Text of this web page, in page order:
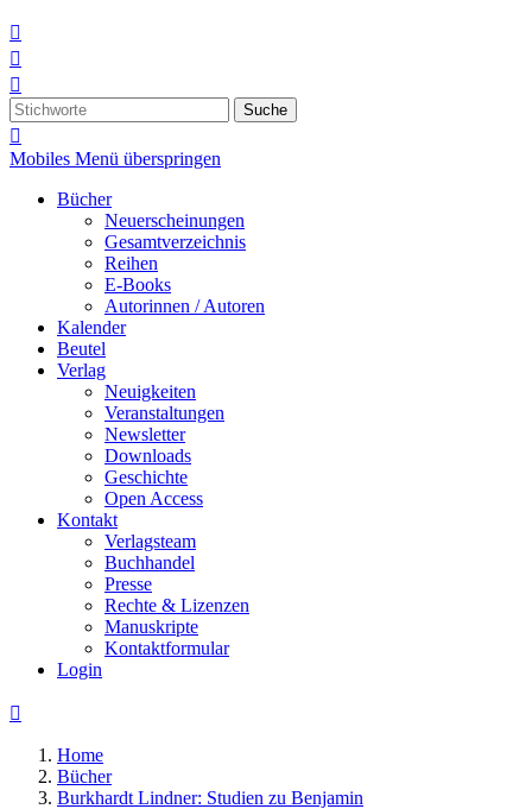



Suche

Mobiles Menü überspringen
Bücher
Neuerscheinungen
Gesamtverzeichnis
Reihen
E-Books
Autorinnen / Autoren
Kalender
Beutel
Verlag
Neuigkeiten
Veranstaltungen
Newsletter
Downloads
Geschichte
Open Access
Kontakt
Verlagsteam
Buchhandel
Presse
Rechte & Lizenzen
Manuskripte
Kontaktformular
Login

Home
Bücher
Burkhardt Lindner: Studien zu Benjamin